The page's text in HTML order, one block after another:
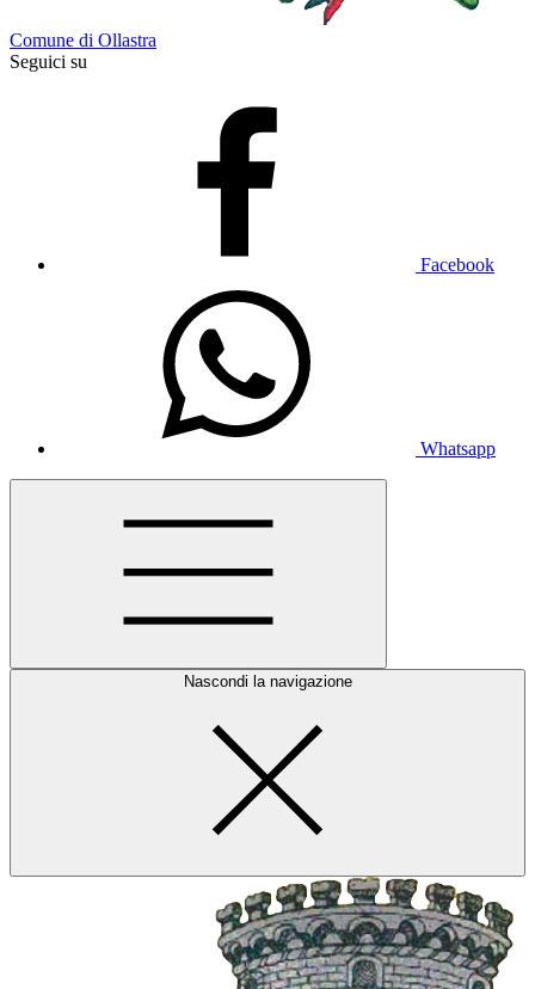
Comune di Ollastra
Seguici su
Facebook
Whatsapp
Nascondi la navigazione